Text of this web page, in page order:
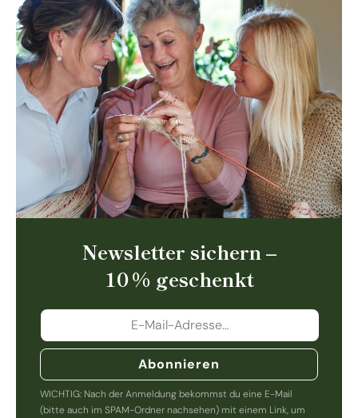
Newsletter sichern –
10 % geschenkt
Abonnieren
WICHTIG: Nach der Anmeldung bekommst du eine E-Mail
(bitte auch im SPAM-Ordner nachsehen) mit einem Link, um